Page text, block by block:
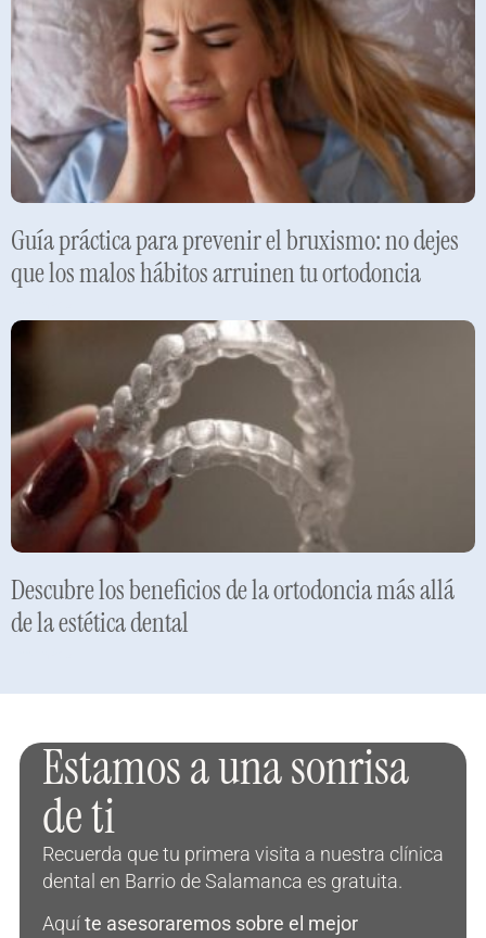
Guía práctica para prevenir el bruxismo: no dejes
que los malos hábitos arruinen tu ortodoncia
Descubre los beneficios de la ortodoncia más allá
de la estética dental
Estamos a una sonrisa
de ti
Recuerda que tu primera visita a nuestra clínica
dental en Barrio de Salamanca es gratuita.
Aquíte asesoraremos sobre el mejor